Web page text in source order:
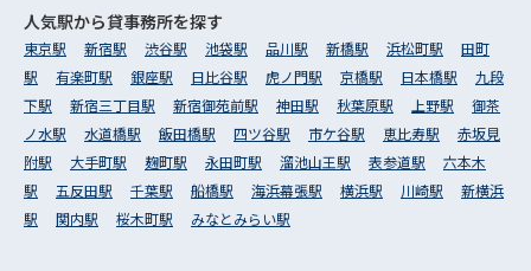
人気駅から貸事務所を探す
東京駅 新宿駅 渋谷駅 池袋駅 品川駅 新橋駅 浜松町駅
田町
駅
有楽町駅 銀座駅 日比谷駅 虎ノ門駅 京橋駅 日本橋駅
九段
下駅
新宿三丁目駅 新宿御苑前駅 神田駅 秋葉原駅 上野駅
御茶
ノ水駅
水道橋駅 飯田橋駅 四ツ谷駅 市ケ谷駅 恵比寿駅
赤坂見
附駅
大手町駅 麹町駅 永田町駅 溜池山王駅 表参道駅
六本木
駅
五反田駅 千葉駅 船橋駅 海浜幕張駅 横浜駅 川崎駅
新横浜
駅
関内駅 桜木町駅 みなとみらい駅